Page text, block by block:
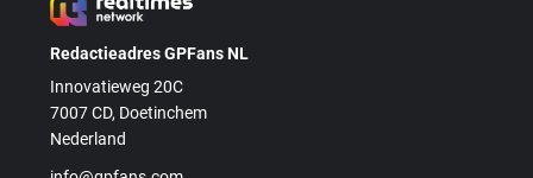
Redactieadres GPFans NL
Innovatieweg 20C
7007 CD, Doetinchem
Nederland